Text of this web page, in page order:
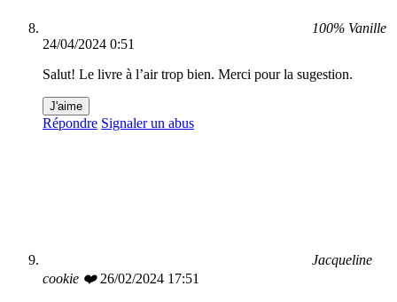
100% Vanille
24/04/2024 0:51
Salut! Le livre à l’air trop bien. Merci pour la sugestion.
J'aime
Répondre Signaler un abus
Jacqueline
cookie ❤️ 26/02/2024 17:51